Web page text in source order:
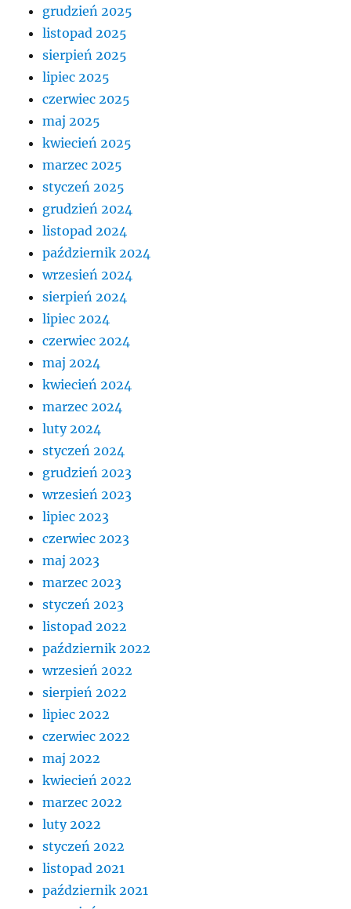
grudzień 2025
listopad 2025
sierpień 2025
lipiec 2025
czerwiec 2025
maj 2025
kwiecień 2025
marzec 2025
styczeń 2025
grudzień 2024
listopad 2024
październik 2024
wrzesień 2024
sierpień 2024
lipiec 2024
czerwiec 2024
maj 2024
kwiecień 2024
marzec 2024
luty 2024
styczeń 2024
grudzień 2023
wrzesień 2023
lipiec 2023
czerwiec 2023
maj 2023
marzec 2023
styczeń 2023
listopad 2022
październik 2022
wrzesień 2022
sierpień 2022
lipiec 2022
czerwiec 2022
maj 2022
kwiecień 2022
marzec 2022
luty 2022
styczeń 2022
listopad 2021
październik 2021